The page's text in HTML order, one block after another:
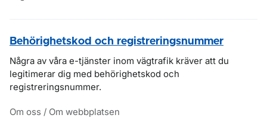
Behörighetskod och registreringsnummer
Några av våra e-tjänster inom vägtrafik kräver att du
legitimerar dig med behörighetskod och
registreringsnummer.
Om oss / Om webbplatsen